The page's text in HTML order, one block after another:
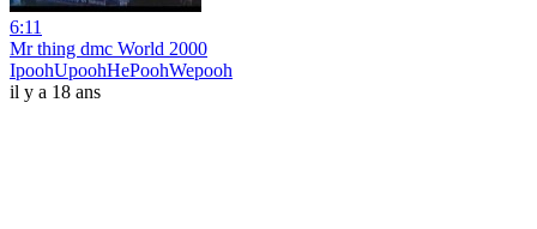
6:11
Mr thing dmc World 2000
IpoohUpoohHePoohWepooh
il y a 18 ans